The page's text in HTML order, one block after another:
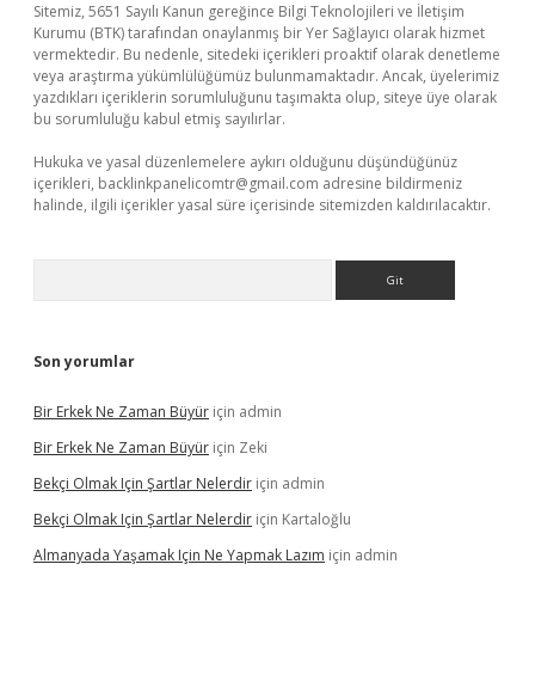
Sitemiz, 5651 Sayılı Kanun gereğince Bilgi Teknolojileri ve İletişim
Kurumu (BTK) tarafından onaylanmış bir Yer Sağlayıcı olarak hizmet
vermektedir. Bu nedenle, sitedeki içerikleri proaktif olarak denetleme
veya araştırma yükümlülüğümüz bulunmamaktadır. Ancak, üyelerimiz
yazdıkları içeriklerin sorumluluğunu taşımakta olup, siteye üye olarak
bu sorumluluğu kabul etmiş sayılırlar.
Hukuka ve yasal düzenlemelere aykırı olduğunu düşündüğünüz
içerikleri, backlinkpanelicomtr@gmail.com adresine bildirmeniz
halinde, ilgili içerikler yasal süre içerisinde sitemizden kaldırılacaktır.
Son yorumlar
Bir Erkek Ne Zaman Büyür için admin
Bir Erkek Ne Zaman Büyür için Zeki
Bekçi Olmak Için Şartlar Nelerdir için admin
Bekçi Olmak Için Şartlar Nelerdir için Kartaloğlu
Almanyada Yaşamak Için Ne Yapmak Lazım için admin